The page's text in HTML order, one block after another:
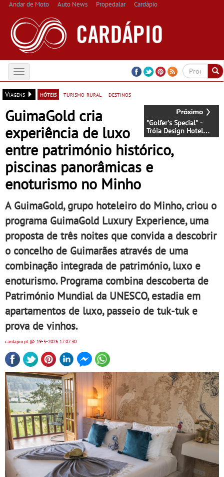
Andar de Moto Auto News Propedalar Cardápio
Toggle
navigation
Viagens
hóteis turismo rural destinos
"Golfer's Special" -
Tróia Design Hotel
apresenta pacote de
golfe com acesso a
dois percursos de
referência
GuimaGold cria
experiência de luxo
entre património histórico,
piscinas panorâmicas e
enoturismo no Minho
A GuimaGold, grupo hoteleiro do Minho, criou o
programa GuimaGold Luxury Experience, uma
proposta de três noites que convida a descobrir
o concelho de Guimarães através de uma
combinação integrada de património, luxo e
enoturismo. Programa combina descoberta de
Património Mundial da UNESCO, estadia em
apartamentos de luxo, passeio de tuk-tuk e
prova de vinhos.
cardapio.pt@ 19-5-2026 17:07:30